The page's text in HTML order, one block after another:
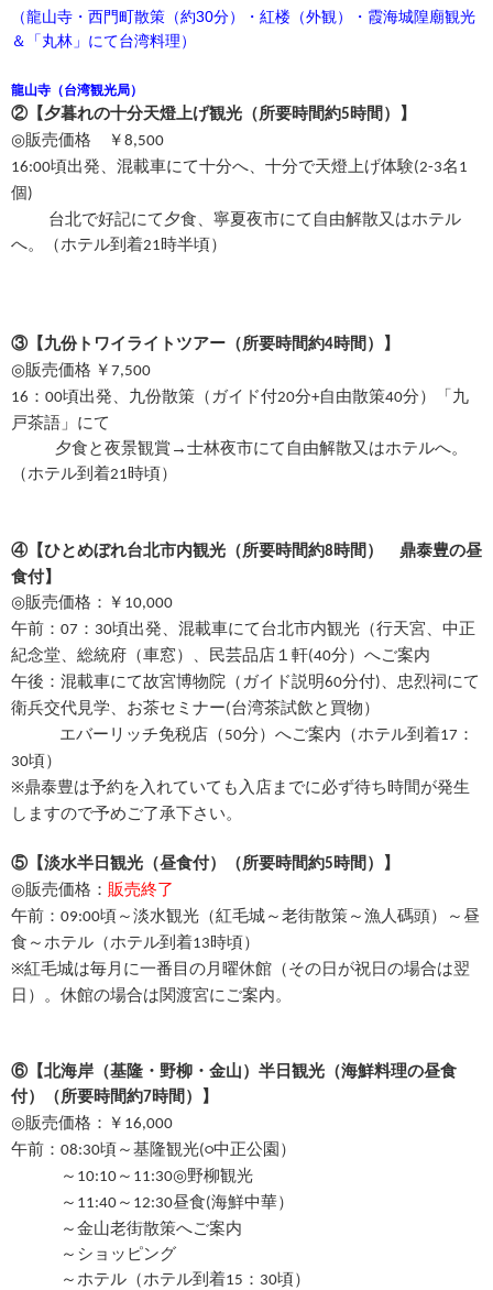
（龍山寺・西門町散策（約30分）・紅楼（外観）・霞海城隍廟観光
＆「丸林」にて台湾料理）
龍山寺 （台湾観光局）
② 【夕暮れの十分天燈上げ観光（所要時間約5 時間） 】
◎販売価格 ￥8,500
16:00頃出発、混載車にて十分へ、十分で天燈上げ体験(2-3名 1
個 )
台北で好記にて夕食、寧夏夜市にて自由解散又はホテル
へ。（ホテル到着21 時半頃）
③ 【九份トワイライトツアー（所要時間約4時間） 】
◎販売価格 ￥7,500
16 ： 00頃出発、九份散策（ガイド付20分+自由散策40分）「九
戸茶語」にて
夕食と夜景観賞→士林夜市にて自由解散又はホテルへ。
（ホテル到着21 時頃）
④ 【ひとめぼれ台北市内観光（所要時間約8時間）
鼎泰豊の昼
食付】
◎販売価格：￥10,000
午前： 07 ： 30頃出発、混載車にて台北市内観光（行天宮、中正
紀念堂、総統府（車窓）、民芸品店１軒(40分）へご案内
午後：混載車にて故宮博物院（ガイド説明60分付) 、忠烈祠にて
衛兵交代見学、お茶セミナー(台湾茶試飲と買物）
エバーリッチ免税店（ 50分）へご案内（ホテル到着17 ：
30頃）
※鼎泰豊は予約を入れていても入店までに必ず待ち時間が発生
しますので予めご了承下さい。
⑤ 【淡水半日観光（昼食付）（所要時間約5 時間） 】
◎販売価格： 販売終了
午前： 09:00頃～淡水観光（紅毛城～老街散策～漁人碼頭）～昼
食～ホテル（ホテル到着13 時頃）
※紅毛城は毎月に一番目の月曜休館（その日が祝日の場合は翌
日）。休館の場合は関渡宮にご案内。
⑥ 【北海岸（基隆・野柳・金山）半日観光（海鮮料理の昼食
付）（所要時間約7 時間） 】
◎販売価格：￥16,000
午前： 08:30頃～基隆観光(○中正公園）
～ 10:10 ～ 11:30◎野柳観光
～ 11:40 ～ 12:30昼食(海鮮中華）
～金山老街散策へご案内
～ショッピング
～ホテル（ホテル到着15 ： 30頃）